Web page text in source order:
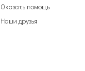
Оказать помощь
Наши друзья